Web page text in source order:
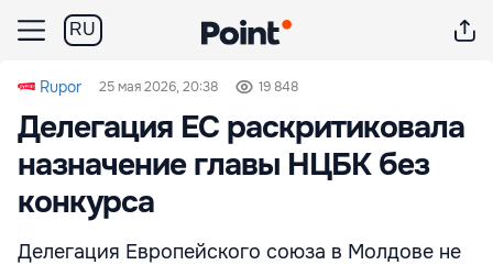
RU
Rupor 25 мая 2026, 20:38 19 848
Делегация ЕС раскритиковала
назначение главы НЦБК без
конкурса
Делегация Европейского союза в Молдове не